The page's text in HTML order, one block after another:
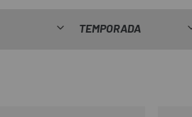
TEMPORADA